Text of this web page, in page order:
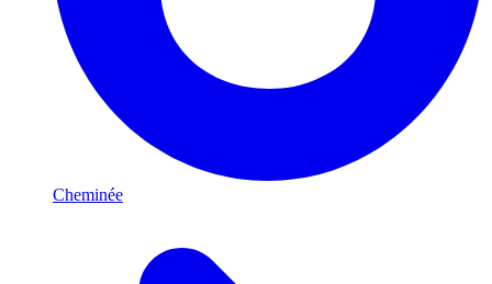
Cheminée